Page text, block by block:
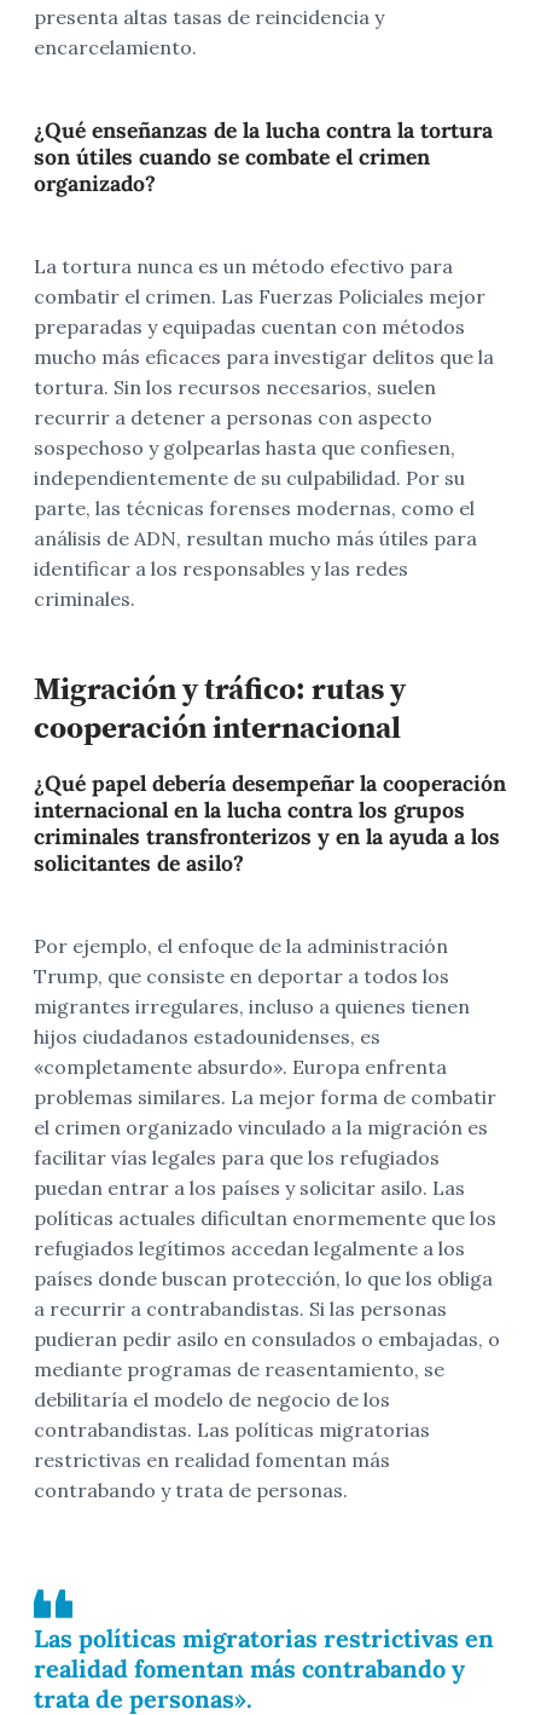
presenta altas tasas de reincidencia y
encarcelamiento.
¿Qué enseñanzas de la lucha contra la tortura
son útiles cuando se combate el crimen
organizado?
La tortura nunca es un método efectivo para
combatir el crimen. Las Fuerzas Policiales mejor
preparadas y equipadas cuentan con métodos
mucho más eficaces para investigar delitos que la
tortura. Sin los recursos necesarios, suelen
recurrir a detener a personas con aspecto
sospechoso y golpearlas hasta que confiesen,
independientemente de su culpabilidad. Por su
parte, las técnicas forenses modernas, como el
análisis de ADN, resultan mucho más útiles para
identificar a los responsables y las redes
criminales.
Migración y tráfico: rutas y
cooperación internacional
¿Qué papel debería desempeñar la cooperación
internacional en la lucha contra los grupos
criminales transfronterizos y en la ayuda a los
solicitantes de asilo?
Por ejemplo, el enfoque de la administración
Trump, que consiste en deportar a todos los
migrantes irregulares, incluso a quienes tienen
hijos ciudadanos estadounidenses, es
«completamente absurdo». Europa enfrenta
problemas similares. La mejor forma de combatir
el crimen organizado vinculado a la migración es
facilitar vías legales para que los refugiados
puedan entrar a los países y solicitar asilo. Las
políticas actuales dificultan enormemente que los
refugiados legítimos accedan legalmente a los
países donde buscan protección, lo que los obliga
a recurrir a contrabandistas. Si las personas
pudieran pedir asilo en consulados o embajadas, o
mediante programas de reasentamiento, se
debilitaría el modelo de negocio de los
contrabandistas. Las políticas migratorias
restrictivas en realidad fomentan más
contrabando y trata de personas.
Las políticas migratorias restrictivas en
realidad fomentan más contrabando y
trata de personas».